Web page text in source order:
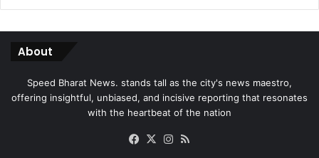
About
Speed Bharat News. stands tall as the city's news maestro,
offering insightful, unbiased, and incisive reporting that resonates
with the heartbeat of the nation
Facebook
X Instagram